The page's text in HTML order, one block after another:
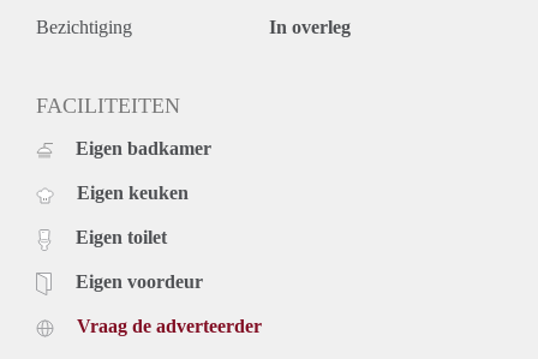
Bezichtiging In overleg
FACILITEITEN
Eigen badkamer
Eigen keuken
Eigen toilet
Eigen voordeur
Vraag de adverteerder